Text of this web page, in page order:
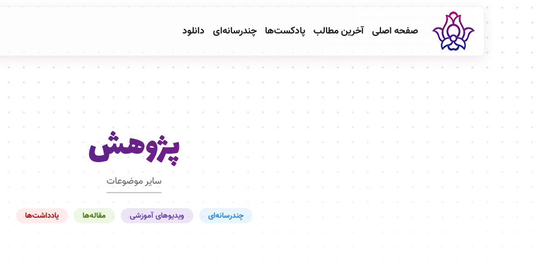
صفحه اصلی آخرین مطالب پادکست‌ها چندرسانه‌ای دانلود
پژوهش
سایر موضوعات
چندرسانه‌ای ویدیوهای آموزشی مقاله‌ها یادداشت‌ها